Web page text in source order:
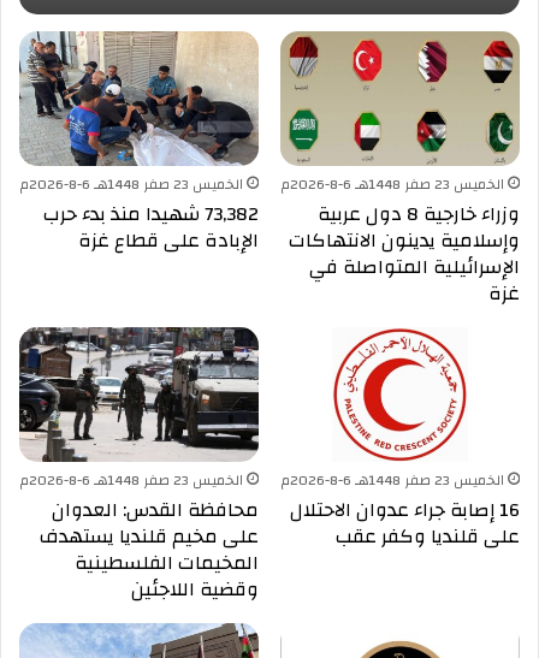
الخميس 23 صفر 1448هـ 6-8-2026م
وزراء خارجية 8 دول عربية
وإسلامية يدينون الانتهاكات
الإسرائيلية المتواصلة في
غزة
الخميس 23 صفر 1448هـ 6-8-2026م
73,382 شهيدا منذ بدء حرب
الإبادة على قطاع غزة
الخميس 23 صفر 1448هـ 6-8-2026م
16 إصابة جراء عدوان الاحتلال
على قلنديا وكفر عقب
الخميس 23 صفر 1448هـ 6-8-2026م
محافظة القدس: العدوان
على مخيم قلنديا يستهدف
المخيمات الفلسطينية
وقضية اللاجئين